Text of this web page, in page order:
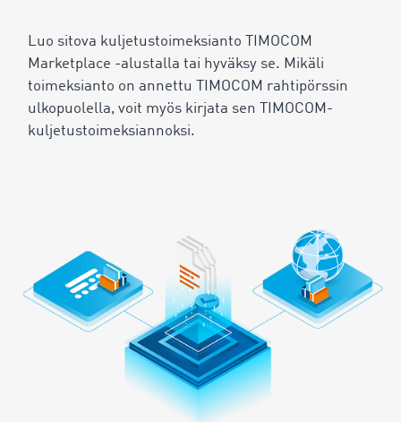
Luo sitova kuljetustoimeksianto TIMOCOM
Marketplace -alustalla tai hyväksy se. Mikäli
toimeksianto on annettu TIMOCOM rahtipörssin
ulkopuolella, voit myös kirjata sen TIMOCOM-
kuljetustoimeksiannoksi.